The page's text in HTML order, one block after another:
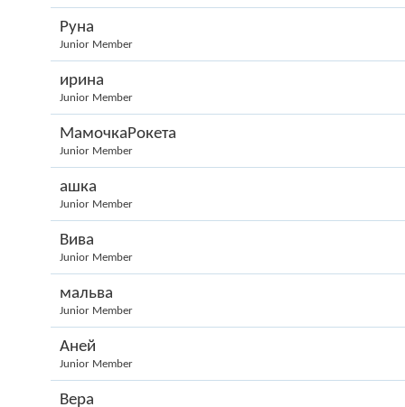
Руна
Junior Member
ирина
Junior Member
МамочкаРокета
Junior Member
ашка
Junior Member
Вива
Junior Member
мальва
Junior Member
Аней
Junior Member
Вера